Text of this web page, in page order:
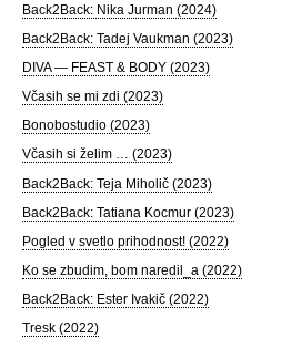
Back2Back: Nika Jurman (2024)
Back2Back: Tadej Vaukman (2023)
DIVA — FEAST & BODY (2023)
Včasih se mi zdi (2023)
Bonobostudio (2023)
Včasih si želim … (2023)
Back2Back: Teja Miholič (2023)
Back2Back: Tatiana Kocmur (2023)
Pogled v svetlo prihodnost! (2022)
Ko se zbudim, bom naredil_a (2022)
Back2Back: Ester Ivakič (2022)
Tresk (2022)